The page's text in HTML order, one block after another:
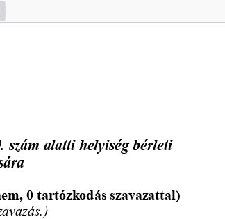
alatti helyiség bérleti
0 tartózkodás szavazattal)